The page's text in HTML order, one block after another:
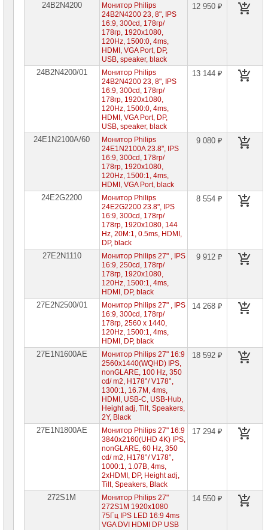
Компьютеры
сетевое
оборудование
Компоненты
Российское
IP
PROM
24B2N4200
Монитор Philips
24B2N4200 23, 8", IPS
16:9, 300cd, 178гр/
178гр, 1920x1080,
120Hz, 1500:0, 4ms,
HDMI, VGA Port, DP,
USB, speaker, black
12 950 ₽
24B2N4200/01
Монитор Philips
24B2N4200 23, 8", IPS
16:9, 300cd, 178гр/
178гр, 1920x1080,
120Hz, 1500:0, 4ms,
HDMI, VGA Port, DP,
USB, speaker, black
13 144 ₽
24E1N2100A/60
Монитор Philips
24E1N2100A 23.8", IPS
16:9, 300cd, 178гр/
178гр, 1920x1080,
120Hz, 1500:1, 4ms,
HDMI, VGA Port, black
9 080 ₽
24E2G2200
Монитор Philips
24E2G2200 23.8", IPS
16:9, 300cd, 178гр/
178гр, 1920x1080, 144
Hz, 20M:1, 0.5ms, HDMI,
DP, black
8 554 ₽
27E2N1110
Монитор Philips 27" , IPS
16:9, 250cd, 178гр/
178гр, 1920x1080,
120Hz, 1500:1, 4ms,
HDMI, DP, black
9 912 ₽
27E2N2500/01
Монитор Philips 27" , IPS
16:9, 300cd, 178гр/
178гр, 2560 x 1440,
120Hz, 1500:1, 4ms,
HDMI, DP, black
14 268 ₽
27E1N1600AE
Монитор Philips 27" 16:9
2560х1440(WQHD) IPS,
nonGLARE, 100 Hz, 350
cd/ m2, H178°/ V178°,
1300:1, 16.7M, 4ms,
HDMI, USB-C, USB-Hub,
Height adj, Tilt, Speakers,
2Y, Black
18 592 ₽
27E1N1800AE
Монитор Philips 27" 16:9
3840x2160(UHD 4K) IPS,
nonGLARE, 60 Hz, 350
cd/ m2, H178°/ V178°,
1000:1, 1.07B, 4ms,
2xHDMI, DP, Height adj,
Tilt, Speakers, Black
17 294 ₽
272S1M
Монитор Philips 27"
272S1M 1920x1080
75Гц IPS LED 16:9 4ms
VGA DVI HDMI DP USB
14 550 ₽